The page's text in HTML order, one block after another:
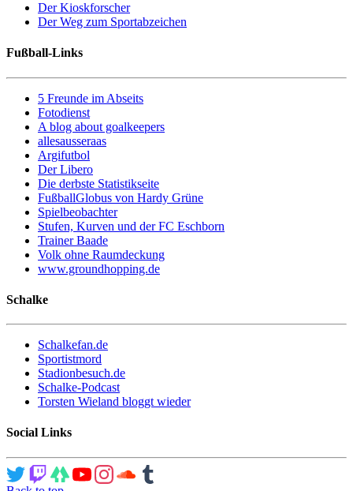
Der Kioskforscher
Der Weg zum Sportabzeichen
Fußball-Links
5 Freunde im Abseits
Fotodienst
A blog about goalkeepers
allesausseraas
Argifutbol
Der Libero
Die derbste Statistikseite
FußballGlobus von Hardy Grüne
Spielbeobachter
Stufen, Kurven und der FC Eschborn
Trainer Baade
Volk ohne Raumdeckung
www.groundhopping.de
Schalke
Schalkefan.de
Sportistmord
Stadionbesuch.de
Schalke-Podcast
Torsten Wieland bloggt wieder
Social Links